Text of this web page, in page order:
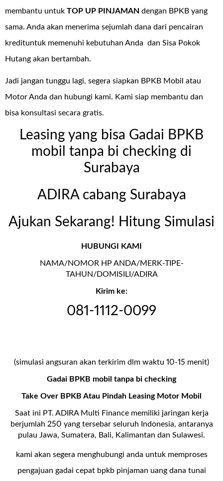
membantu untuk TOP UP PINJAMAN dengan BPKB yang
sama. Anda akan menerima sejumlah dana dari pencairan
kredituntuk memenuhi kebutuhan Anda dan Sisa Pokok
Hutang akan bertambah.
Jadi jangan tunggu lagi, segera siapkan BPKB Mobil atau
Motor Anda dan hubungi kami. Kami siap membantu dan
bisa konsultasi secara gratis.
Leasing yang bisa Gadai BPKB
mobil tanpa bi checking di
Surabaya
ADIRA cabang Surabaya
Ajukan Sekarang! Hitung Simulasi
HUBUNGI KAMI
NAMA/NOMOR HP ANDA/MERK-TIPE-
TAHUN/DOMISILI/ADIRA
Kirim ke:
081-1112-0099
(simulasi angsuran akan terkirim dlm waktu 10-15 menit)
Gadai BPKB mobil tanpa bi checking
Take Over BPKB Atau Pindah Leasing Motor Mobil
Saat ini PT. ADIRA Multi Finance memiliki jaringan kerja
berjumlah 250 yang tersebar seluruh Indonesia, antaranya
pulau Jawa, Sumatera, Bali, Kalimantan dan Sulawesi.
kami akan segera menghubungi anda untuk memproses
pengajuan gadai cepat bpkb pinjaman uang dana tunai